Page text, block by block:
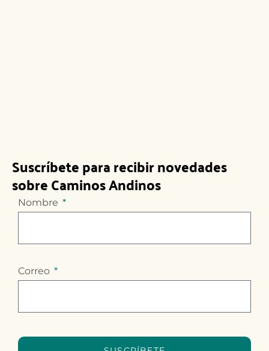
Suscríbete para recibir novedades
sobre Caminos Andinos
Nombre
Correo